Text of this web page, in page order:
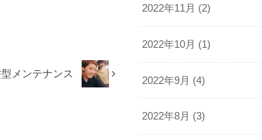
メンテナンス
2022年11月 (2)
2022年10月 (1)
2022年9月 (4)
2022年8月 (3)